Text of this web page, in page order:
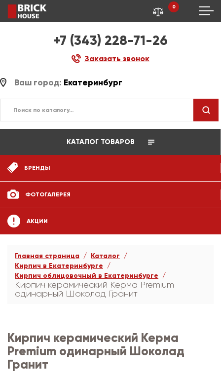
+7 (343) 228-71-26
Заказать звонок
0
Ваш город: Екатеринбург
КАТАЛОГ ТОВАРОВ
БРЕНДЫ
ФОТОГАЛЕРЕЯ
АКЦИИ
Главная страница
Каталог
Кирпич в Екатеринбурге
Кирпич облицовочный в Екатеринбурге
Кирпич керамический Керма Premium
одинарный Шоколад Гранит
Кирпич керамический Керма
Premium одинарный Шоколад
Гранит